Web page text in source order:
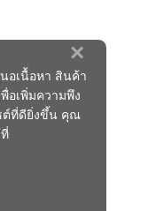
×
อเนื้อหา สินค้า
อเพิ่มความพึง
ต์ที่ดียิ่งขึ้น คุณ